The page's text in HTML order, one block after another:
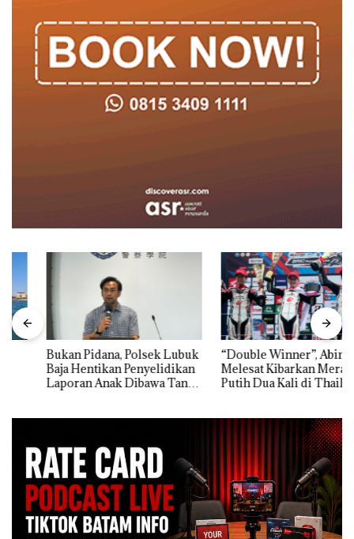
Bukan Pidana, Polsek Lubuk
Baja Hentikan Penyelidikan
Laporan Anak Dibawa Tanpa
“Double Winner”, Abimanyu
Melesat Kibarkan Merah
Putih Dua Kali di Thailand